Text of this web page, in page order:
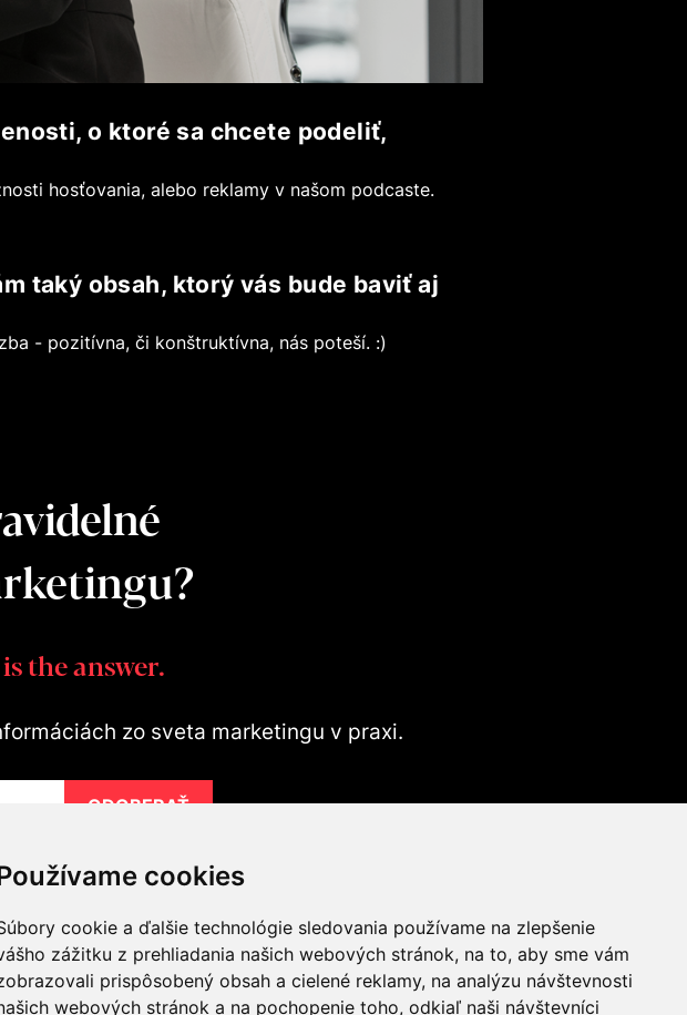
cookies
cookie a ďalšie technológie sledovania používame na zlepšenie
zážitku z prehliadania našich webových stránok, na to, aby sme vám
prispôsobený obsah a cielené reklamy, na analýzu návštevnosti
webových stránok a na pochopenie toho, odkiaľ naši návštevníci
o ktoré sa chcete podeliť,
hosťovania, alebo reklamy v našom podcaste.
taký obsah, ktorý vás bude baviť aj
- pozitívna, či konštruktívna, nás poteší. :)
the answer.
zo sveta marketingu v praxi.
ODOBERAŤ
ÚDAJOV
PODMIENKY
PODMIENKY - BRANDING A